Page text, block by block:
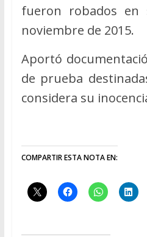
fueron robados en
noviembre de 2015.
Aportó
de prueba
considera su
COMPARTIR ESTA NOTA EN: